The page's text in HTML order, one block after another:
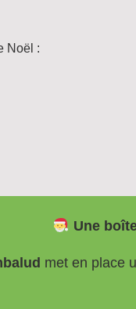
Noël :
Une
met en place